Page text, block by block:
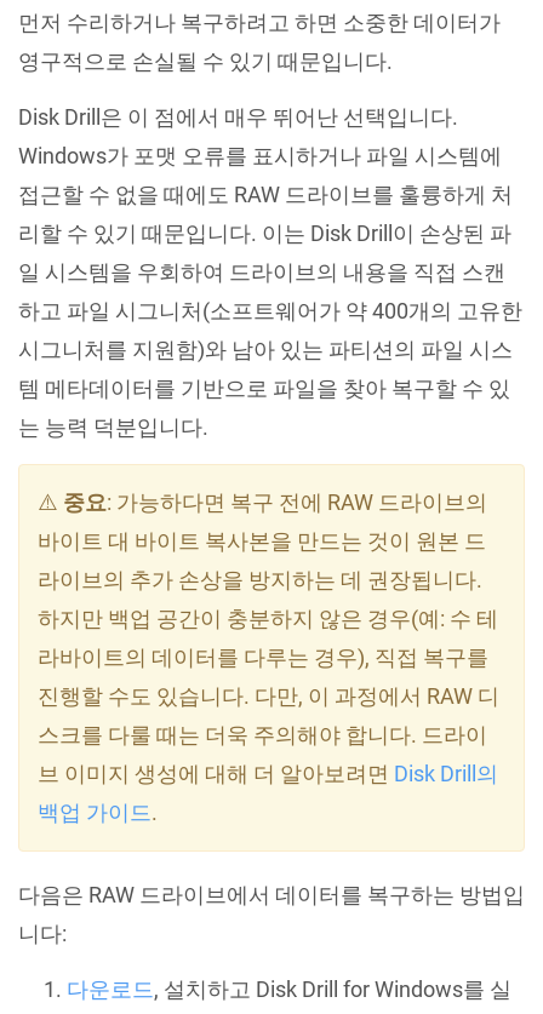
먼저 수리하거나 복구하려고 하면 소중한 데이터가
영구적으로 손실될 수 있기 때문입니다.
Disk Drill은 이 점에서 매우 뛰어난 선택입니다.
Windows가 포맷 오류를 표시하거나 파일 시스템에
접근할 수 없을 때에도 RAW 드라이브를 훌륭하게 처
리할 수 있기 때문입니다. 이는 Disk Drill이 손상된 파
일 시스템을 우회하여 드라이브의 내용을 직접 스캔
하고 파일 시그니처(소프트웨어가 약 400개의 고유한
시그니처를 지원함)와 남아 있는 파티션의 파일 시스
템 메타데이터를 기반으로 파일을 찾아 복구할 수 있
는 능력 덕분입니다.
⚠️ 중요: 가능하다면 복구 전에 RAW 드라이브의
바이트 대 바이트 복사본을 만드는 것이 원본 드
라이브의 추가 손상을 방지하는 데 권장됩니다.
하지만 백업 공간이 충분하지 않은 경우(예: 수 테
라바이트의 데이터를 다루는 경우), 직접 복구를
진행할 수도 있습니다. 다만, 이 과정에서 RAW 디
스크를 다룰 때는 더욱 주의해야 합니다. 드라이
브 이미지 생성에 대해 더 알아보려면 Disk Drill의
백업 가이드.
다음은 RAW 드라이브에서 데이터를 복구하는 방법입
니다:
다운로드, 설치하고 Disk Drill for Windows를 실